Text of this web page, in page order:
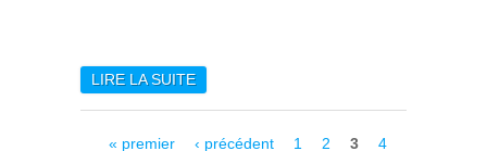
LIRE LA SUITEDE GASPARD AYMERICH, UN
« premier ‹ précédent 1 2 3
4